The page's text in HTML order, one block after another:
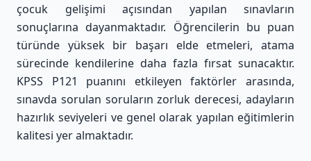
çocuk gelişimi açısından yapılan sınavların
sonuçlarına dayanmaktadır. Öğrencilerin bu puan
türünde yüksek bir başarı elde etmeleri, atama
sürecinde kendilerine daha fazla fırsat sunacaktır.
KPSS P121 puanını etkileyen faktörler arasında,
sınavda sorulan soruların zorluk derecesi, adayların
hazırlık seviyeleri ve genel olarak yapılan eğitimlerin
kalitesi yer almaktadır.